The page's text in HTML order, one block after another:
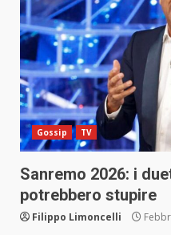
Gossip TV
Sanremo 2026: i
potrebbero stupire
Filippo Limoncelli